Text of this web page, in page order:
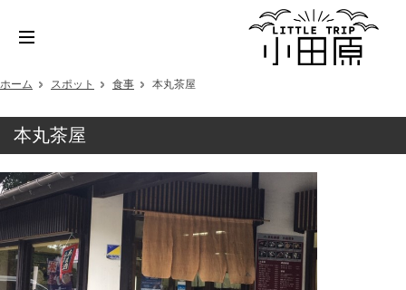
ホーム スポット 食事 本丸茶屋
本丸茶屋